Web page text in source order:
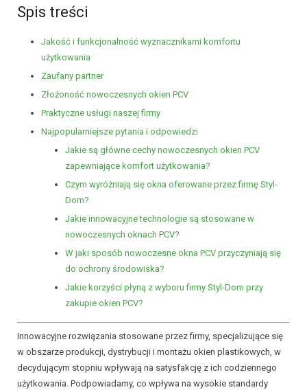
Spis treści
Jakość i funkcjonalność wyznacznikami komfortu
użytkowania
Zaufany partner
Złożoność nowoczesnych okien PCV
Praktyczne usługi naszej firmy
Najpopularniejsze pytania i odpowiedzi
Jakie są główne cechy nowoczesnych okien PCV
zapewniające komfort użytkowania?
Czym wyróżniają się okna oferowane przez firmę Styl-
Dom?
Jakie innowacyjne technologie są stosowane w
nowoczesnych oknach PCV?
W jaki sposób nowoczesne okna PCV przyczyniają się
do ochrony środowiska?
Jakie korzyści płyną z wyboru firmy Styl-Dom przy
zakupie okien PCV?
Innowacyjne rozwiązania stosowane przez firmy, specjalizujące się
w obszarze produkcji, dystrybucji i montażu okien plastikowych, w
decydującym stopniu wpływają na satysfakcję z ich codziennego
użytkowania. Podpowiadamy, co wpływa na wysokie standardy